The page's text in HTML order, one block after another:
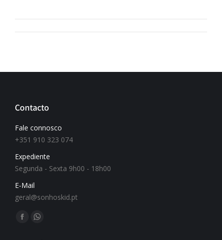
Contacto
Fale connosco
+351 910 323 074
Expediente
Segunda - Sexta 9h00 - 18h00
E-Mail
geral@sonhoskid.pt
Find us on: